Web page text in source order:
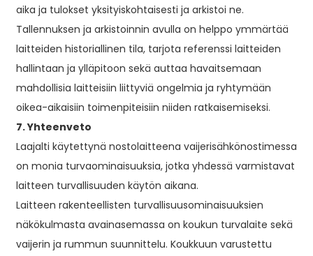
aika ja tulokset yksityiskohtaisesti ja arkistoi ne.
Tallennuksen ja arkistoinnin avulla on helppo ymmärtää
laitteiden historiallinen tila, tarjota referenssi laitteiden
hallintaan ja ylläpitoon sekä auttaa havaitsemaan
mahdollisia laitteisiin liittyviä ongelmia ja ryhtymään
oikea-aikaisiin toimenpiteisiin niiden ratkaisemiseksi.
7. Yhteenveto
Laajalti käytettynä nostolaitteena vaijerisähkönostimessa
on monia turvaominaisuuksia, jotka yhdessä varmistavat
laitteen turvallisuuden käytön aikana.
Laitteen rakenteellisten turvallisuusominaisuuksien
näkökulmasta avainasemassa on koukun turvalaite sekä
vaijerin ja rummun suunnittelu. Koukkuun varustettu